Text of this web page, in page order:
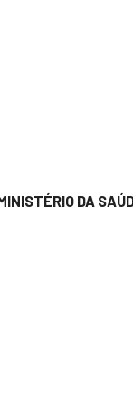
MINISTÉRIO DA